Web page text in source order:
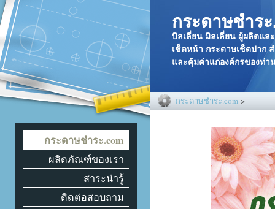
กระดาษชำระ.com
ผลิตภัณฑ์ของเรา
สาระน่ารู้
ติดต่อสอบถาม
กระดาษชำร
บิลเลี่ยน มิลเลี่ยน ผู้ผลิตแ
เช็ดหน้า กระดาษเช็ดปาก
และคุ้มค่าแก่องค์กรของท่
กระดาษชำระ.com >